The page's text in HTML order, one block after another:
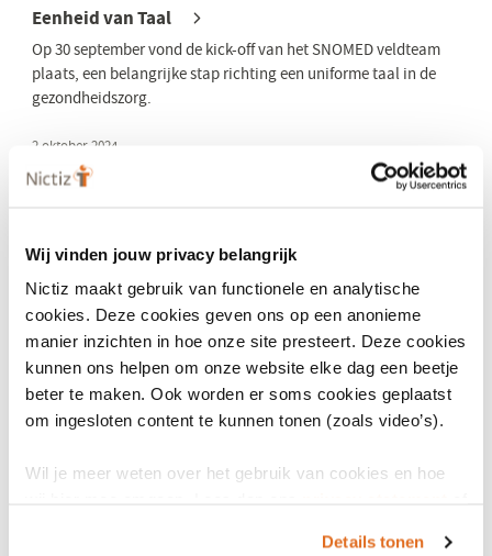
Wij vinden jouw privacy belangrijk
Nictiz maakt gebruik van functionele en analytische
cookies. Deze cookies geven ons op een anonieme
manier inzichten in hoe onze site presteert. Deze cookies
kunnen ons helpen om onze website elke dag een beetje
beter te maken. Ook worden er soms cookies geplaatst
om ingesloten content te kunnen tonen (zoals video’s).
Wil je meer weten over het gebruik van cookies en hoe
Details tonen
Eenheid van Taal
Op 30 september vond de kick-off van het SNOMED veldteam
plaats, een belangrijke stap richting een uniforme taal in de
gezondheidszorg.
2 oktober 2024
Vandaag: Connecting Worlds Event van Nictiz
de gezondheidszorg. Lees meer.
25 september 2024
SNOMED-strategie: Ministerie van VWS neemt
advies over
Het Ministerie van VWS heeft het advies van Nictiz omtrent het
gebruik van SNOMED integraal overgenomen.
‘Dezi’: het nieuwe inlogstelsel voor
Handreiking Dezi: verzameling van alle kennis en informatie